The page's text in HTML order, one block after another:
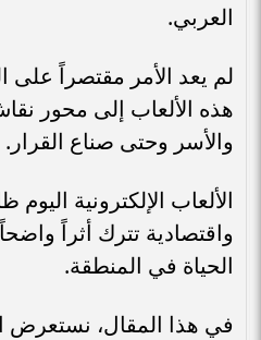
العربي.
لم يعد الأمر مقتصراً
هذه الألعاب إلى محور
والأسر وحتى صناع القرار.
الألعاب الإلكترونية
واقتصادية تترك أثراً
الحياة في المنطقة.
في هذا المقال، نستعرض